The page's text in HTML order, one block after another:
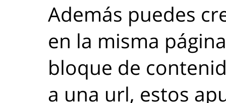
Además puedes
en la misma
bloque de
a una url, estos